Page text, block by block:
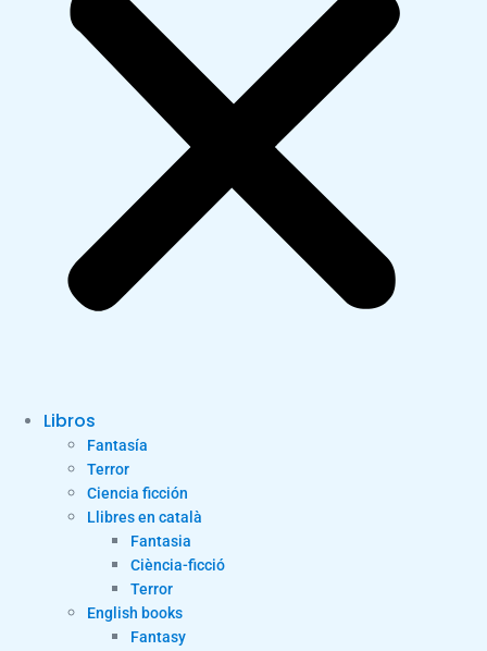
Libros
Fantasía
Terror
Ciencia ficción
Llibres en català
Fantasia
Ciència-ficció
Terror
English books
Fantasy